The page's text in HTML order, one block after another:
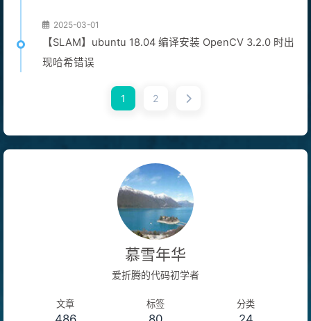
2025-03-01
【SLAM】ubuntu 18.04 编译安装 OpenCV 3.2.0 时出
现哈希错误
1 2
慕雪年华
爱折腾的代码初学者
文章 标签 分类